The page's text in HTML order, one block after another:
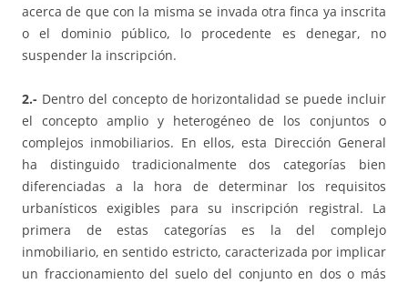
acerca de que con la misma se invada otra finca ya inscrita
o el dominio público, lo procedente es denegar, no
suspender la inscripción.
2.- Dentro del concepto de horizontalidad se puede incluir
el concepto amplio y heterogéneo de los conjuntos o
complejos inmobiliarios. En ellos, esta Dirección General
ha distinguido tradicionalmente dos categorías bien
diferenciadas a la hora de determinar los requisitos
urbanísticos exigibles para su inscripción registral. La
primera de estas categorías es la del complejo
inmobiliario, en sentido estricto, caracterizada por implicar
un fraccionamiento del suelo del conjunto en dos o más